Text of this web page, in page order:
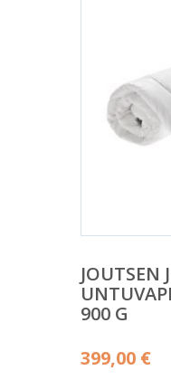
JOUTSEN
900 G
399,00 €